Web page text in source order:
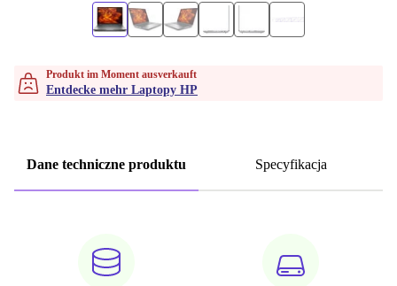
Produkt im Moment ausverkauft
Entdecke mehr Laptopy HP
Dane techniczne produktu Specyfikacja